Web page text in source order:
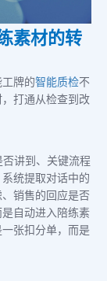
素材的转
牌的智能质检不
打通从检查到改
讲到、关键流程
统提取对话中的
销售的回应是否
自动进入陪练素
张扣分单，而是